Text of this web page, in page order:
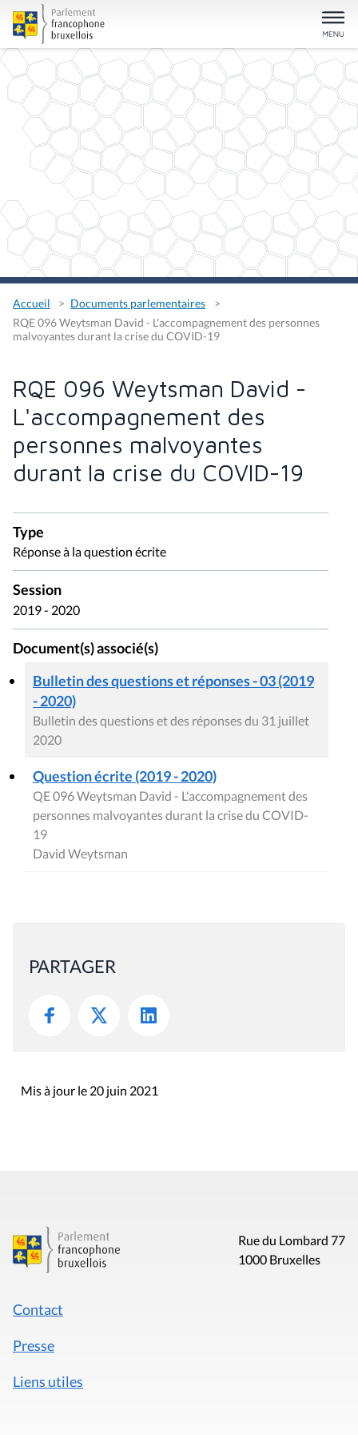
Accueil
Documents parlementaires
RQE 096 Weytsman David - L'accompagnement des personnes
malvoyantes durant la crise du COVID-19
RQE 096 Weytsman David -
L'accompagnement des
personnes malvoyantes
durant la crise du COVID-19
Type
Réponse à la question écrite
Session
2019 - 2020
Document(s) associé(s)
Bulletin des questions et réponses - 03 (2019
- 2020)
Bulletin des questions et des réponses du 31 juillet
2020
Question écrite (2019 - 2020)
QE 096 Weytsman David - L'accompagnement des
personnes malvoyantes durant la crise du COVID-
19
David Weytsman
PARTAGER
Mis à jour le 20 juin 2021
Rue du Lombard 77
1000 Bruxelles
Contact
Presse
Liens utiles